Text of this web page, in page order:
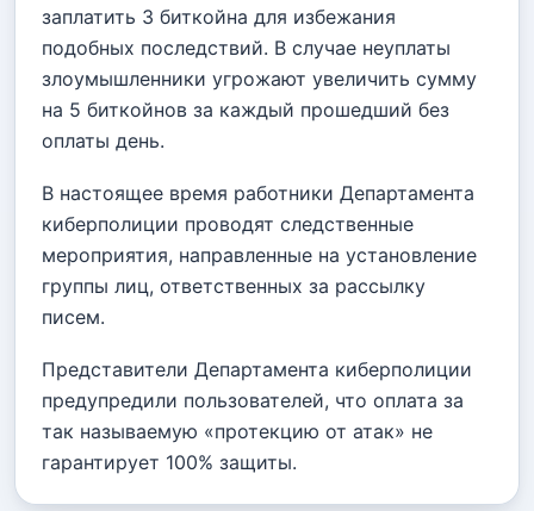
заплатить 3 биткойна для избежания
подобных последствий. В случае неуплаты
злоумышленники угрожают увеличить сумму
на 5 биткойнов за каждый прошедший без
оплаты день.
В настоящее время работники Департамента
киберполиции проводят следственные
мероприятия, направленные на установление
группы лиц, ответственных за рассылку
писем.
Представители Департамента киберполиции
предупредили пользователей, что оплата за
так называемую «протекцию от атак» не
гарантирует 100% защиты.